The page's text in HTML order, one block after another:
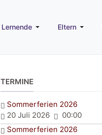
Lernende Eltern
TERMINE
Sommerferien 2026
20 Juli 2026
00:00
Sommerferien 2026